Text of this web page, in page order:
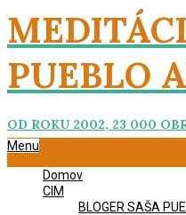
Skip
to
content
PUEBLO
OD ROKU 2002, 23 000
Primary
Menu
Domov
CIM
BLOGER SAŠA